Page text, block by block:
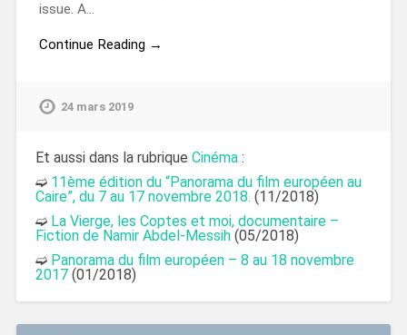
issue. A…
Continue Reading →
24 mars 2019
Et aussi dans la rubrique Cinéma:
➫ 11ème édition du “Panorama du film européen au
Caire”, du 7 au 17 novembre 2018. (11/2018)
➫ La Vierge, les Coptes et moi, documentaire –
Fiction de Namir Abdel-Messih(05/2018)
➫ Panorama du film européen – 8 au 18 novembre
2017(01/2018)